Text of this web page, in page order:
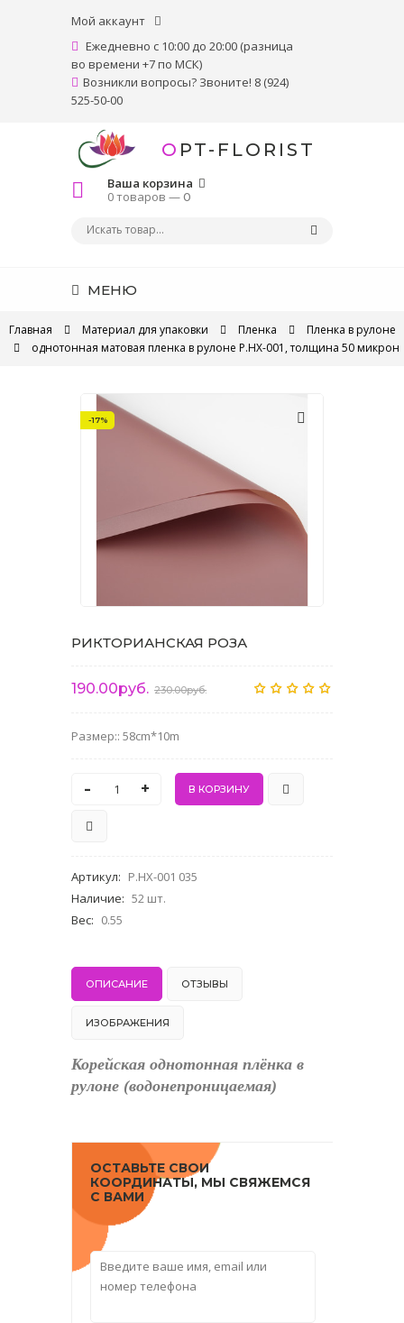
Мой аккаунт
Ежедневно с 10:00 до 20:00 (разница
во времени +7 по МСК)
Возникли вопросы? Звоните! 8 (924)
525-50-00
OPT-FLORIST
Ваша корзина
0 товаров —0
МЕНЮ
Главная Материал для упаковки Пленка
Пленка в рулоне
однотонная матовая пленка в рулоне P.HX-001, толщина 50 микрон
-17%
РИКТОРИАНСКАЯ РОЗА
190.00руб. 230.00руб.
Размер:: 58cm*10m
- +
Артикул: P.HX-001 035
Наличие: 52 шт.
Вес: 0.55
ОПИСАНИЕ ОТЗЫВЫ
ИЗОБРАЖЕНИЯ
Корейская однотонная плёнка в
рулоне (водонепроницаемая)
ОСТАВЬТЕ СВОИ
КООРДИНАТЫ, МЫ СВЯЖЕМСЯ
С ВАМИ